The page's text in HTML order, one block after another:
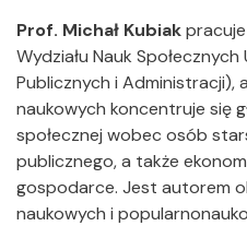
Prof. Michał Kubiak
Wydziału Nauk
Publicznych i Administracji),
naukowych koncentruje się
społecznej wobec osób
publicznego, a także
gospodarce. Jest autorem
naukowych i